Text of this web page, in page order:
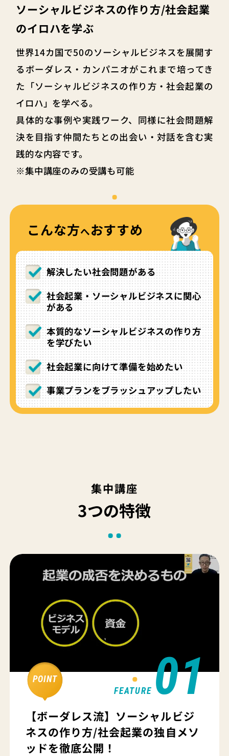
ソーシャルビジネスの作り方/社会起業
のイロハを学ぶ
世界14カ国で50のソーシャルビジネスを展開す
るボーダレス・カンパニオがこれまで培ってき
た「ソーシャルビジネスの作り方・社会起業の
イロハ」を学べる。
具体的な事例や実践ワーク、同様に社会問題解
決を目指す仲間たちとの出会い・対話を含む実
践的な内容です。
※集中講座のみの受講も可能
こんな方へおすすめ
解決したい社会問題がある
社会起業・ソーシャルビジネスに関心
がある
本質的なソーシャルビジネスの作り方
を学びたい
社会起業に向けて準備を始めたい
事業プランをブラッシュアップしたい
集中講座
3つの特徴
POINT
FEATURE 01
【ボーダレス流】ソーシャルビジ
ネスの作り方/社会起業の独自メソ
ッドを徹底公開！